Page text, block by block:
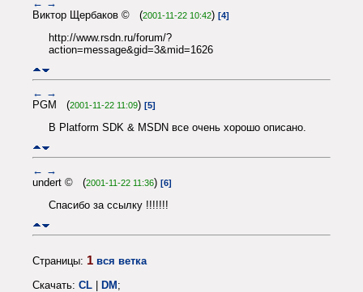
← →
Виктор Щербаков © (2001-11-22 10:42) [4]
http://www.rsdn.ru/forum/?
action=message&gid=3&mid=1626
← →
PGM (2001-11-22 11:09) [5]
В Platform SDK & MSDN все очень хорошо описано.
← →
undert © (2001-11-22 11:36) [6]
Спасибо за ссылку !!!!!!!
Страницы: 1 вся ветка
Скачать: CL | DM;